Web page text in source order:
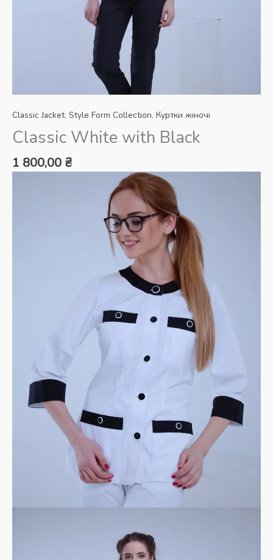
Classic Jacket, Style Form Collection, Куртки жіночі
Classic White with Black
1 800,00 ₴